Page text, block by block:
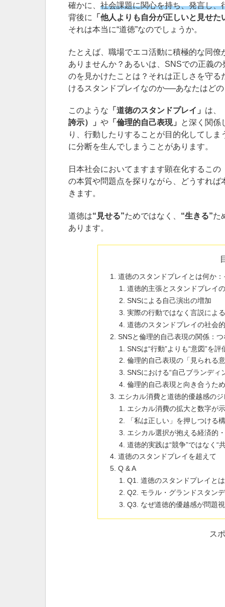
確かに、 社会課題に関心を持ち、発言し、
背後に 「他人よりも自分が正しいと見せた
それは本当に“道徳”なのでしょうか。
たとえば、職場でエコ活動に積極的な同
ありませんか？あるいは、SNSでの正義
のを見かけたことは？それは正しさを守
けるスタンドプレイなのか──あなたはど
このような 「道徳のスタンドプレイ」 は、
誇示）」 や「倫理的自己表現」
と深く関係
り、行動したりすることが目的化してし
に分断を生んでしまうことがあります。
日本社会においてますます顕在化するこの
の本質や問題点を探りながら、どうすれ
きます。
道徳は“見せる”ためではなく、 “生きる”た
あります。
道徳のスタンドプレイとは何か
道徳的主張とスタンドプレイ
SNSによる自己演出の増加
実際の行動ではなく言説によ
道徳のスタンドプレイの社会
SNSと倫理的自己表現の関係：
SNSは“行動”よりも“意図”を
倫理的自己表現の「見られる
SNSにおける“自己ブランディ
倫理的自己表現と向き合うた
エシカル消費と道徳的優越感の
エシカル消費の拡大と数字が
「私は正しい」を押しつける
エシカル選択が抱える経済的
道徳的実践は“競争”ではなく“
道徳のスタンドプレイを超えて
Q & A
Q1. 道徳のスタンドプレイと
Q2. モラル・グランドスタン
Q3. なぜ道徳的優越感が問題
ス